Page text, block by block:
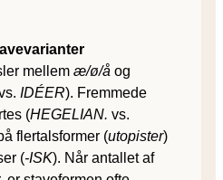
mellem æ/ø/å og
IDÉER). Frem­mede
(HEGELIAN. vs.
flertalsformer (utopister)
(-ISK). Når antallet af